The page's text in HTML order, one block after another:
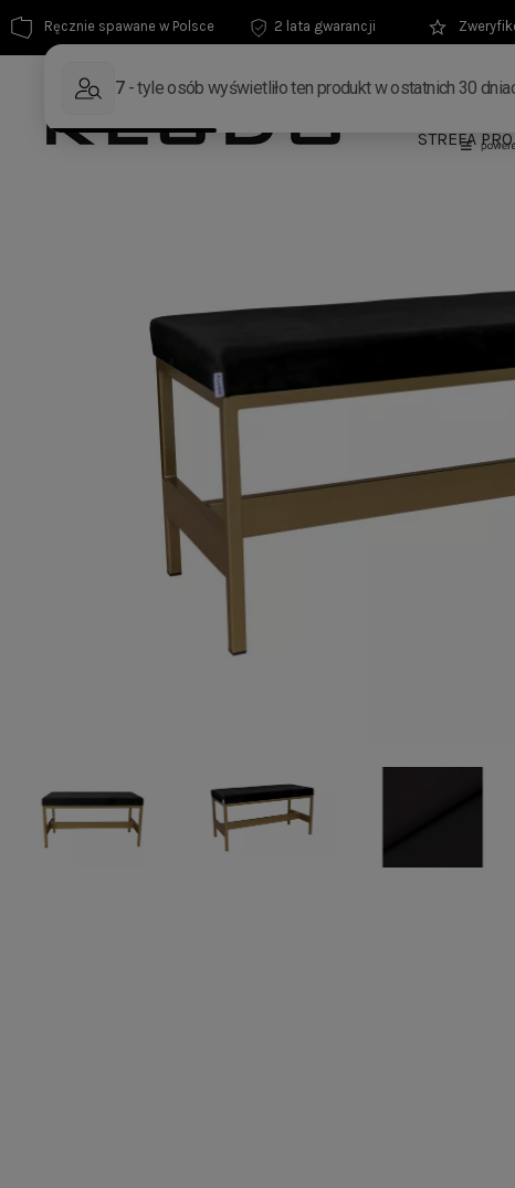
Ręcznie spawane w Polsce 2 lata gwarancji
STREFA